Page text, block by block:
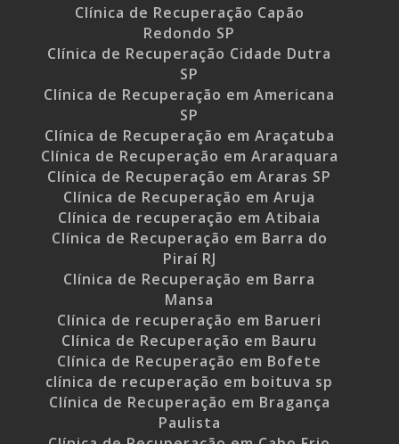
Clínica de Recuperação Capão
Redondo SP
Clínica de Recuperação Cidade Dutra
SP
Clínica de Recuperação em Americana
SP
Clínica de Recuperação em Araçatuba
Clínica de Recuperação em Araraquara
Clínica de Recuperação em Araras SP
Clínica de Recuperação em Aruja
Clínica de recuperação em Atibaia
Clínica de Recuperação em Barra do
Piraí RJ
Clínica de Recuperação em Barra
Mansa
Clínica de recuperação em Barueri
Clínica de Recuperação em Bauru
Clínica de Recuperação em Bofete
clínica de recuperação em boituva sp
Clínica de Recuperação em Bragança
Paulista